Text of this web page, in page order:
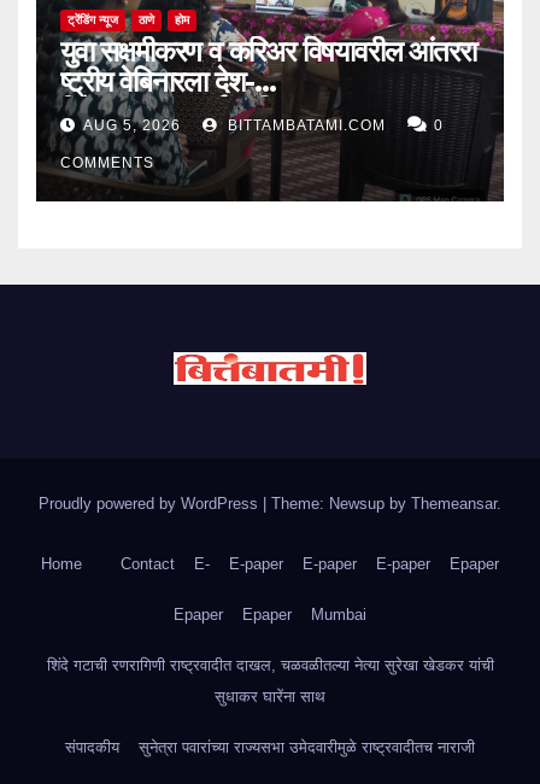
ट्रेंडिंग न्यूज ठाणे होम
युवा सक्षमीकरण व करिअर विषयावरील आंतररा
ष्ट्रीय वेबिनारला देश-
विदेशातून उत्स्फूर्त प्रतिसाद
AUG 5, 2026 BITTAMBATAMI.COM 0
COMMENTS
Proudly powered by WordPress Theme: Newsup by Themeansar.
Home Contact E- E-paper E-paper E-paper Epaper
Epaper Epaper Mumbai
शिंदे गटाची रणरागिणी राष्ट्रवादीत दाखल, चळवळीतल्या नेत्या सुरेखा खेडकर यांची
सुधाकर घारेंना साथ
संपादकीय सुनेत्रा पवारांच्या राज्यसभा उमेदवारीमुळे राष्ट्रवादीतच नाराजी